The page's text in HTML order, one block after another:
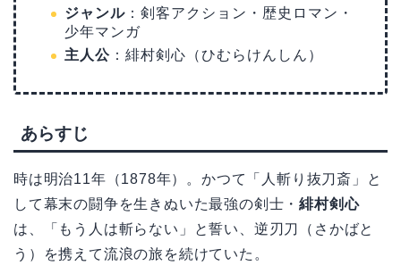
ジャンル ：剣客アクション・歴史ロマン・
少年マンガ
主人公 ：緋村剣心（ひむらけんしん）
あらすじ
時は明治11年（1878年）。かつて「人斬り抜刀斎」と
して幕末の闘争を生きぬいた最強の剣士・緋村剣心
は、「もう人は斬らない」と誓い、逆刃刀（さかばと
う）を携えて流浪の旅を続けていた。